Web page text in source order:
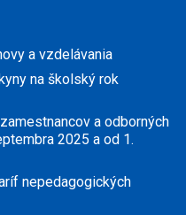
a vzdelávania
na školský rok
a odborných
2025 a od 1.
nepedagogických